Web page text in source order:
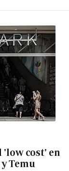
cost' en
Temu